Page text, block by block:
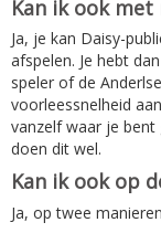
Kan ik ook
Ja, je kan Daisy-
afspelen. Je hebt
speler of de
voorleessnelheid
vanzelf waar je bent
doen dit wel.
Kan ik ook op
Ja, op twee